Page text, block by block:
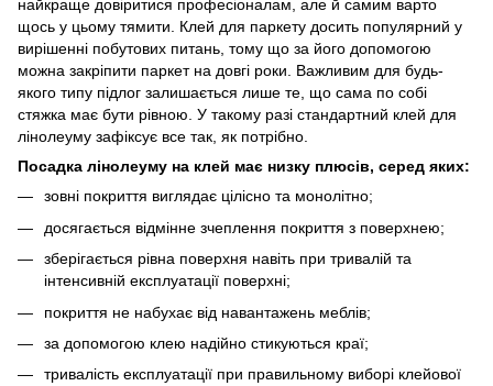
найкраще довіритися професіоналам, але й самим варто
щось у цьому тямити. Клей для паркету досить популярний у
вирішенні побутових питань, тому що за його допомогою
можна закріпити паркет на довгі роки. Важливим для будь-
якого типу підлог залишається лише те, що сама по собі
стяжка має бути рівною. У такому разі стандартний клей для
лінолеуму зафіксує все так, як потрібно.
Посадка лінолеуму на клей має низку плюсів, серед яких:
зовні покриття виглядає цілісно та монолітно;
досягається відмінне зчеплення покриття з поверхнею;
зберігається рівна поверхня навіть при тривалій та
інтенсивній експлуатації поверхні;
покриття не набухає від навантажень меблів;
за допомогою клею надійно стикуються краї;
тривалість експлуатації при правильному виборі клейової